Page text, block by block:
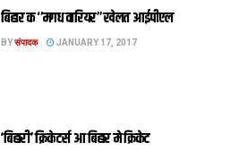
बिहार क ‘’मगध वारियर’’ खेलत आईपीएल
BYसंपादक JANUARY 17, 2017
‘बिहारी’ क्रिकेटर्स आ बिहार मे क्रिकेट